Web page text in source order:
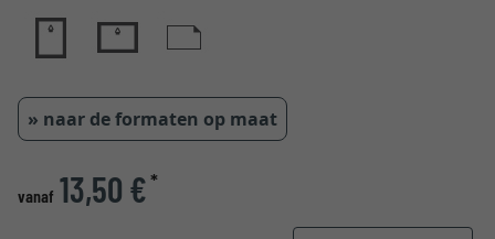
» naar de formaten op maat
vanaf 13,50 €*